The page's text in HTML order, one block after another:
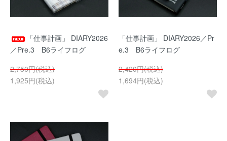
「仕事計画」 DIARY2026
／Pre.3 B6ライフログ
2,750円(税込)
1,925円(税込)
「仕事計画」 DIARY2026／Pr
e.3 B6ライフログ
2,420円(税込)
1,694円(税込)